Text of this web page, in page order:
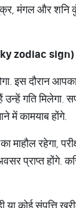
मंगल और शनि
zodiac sign)
इस दौरान
उन्हें गति
में कामयाब होंगे.
रहेगा,
प्राप्त होंगे.